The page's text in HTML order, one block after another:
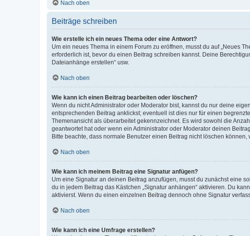
Nach oben
Beiträge schreiben
Wie erstelle ich ein neues Thema oder eine Antwort?
Um ein neues Thema in einem Forum zu eröffnen, musst du auf „Neues
erforderlich ist, bevor du einen Beitrag schreiben kannst. Deine
Dateianhänge erstellen“ usw.
Nach oben
Wie kann ich einen Beitrag bearbeiten oder löschen?
Wenn du nicht Administrator oder Moderator bist, kannst du nur deine
entsprechenden Beitrag anklickst; eventuell ist dies nur für einen
Themenansicht als überarbeitet gekennzeichnet. Es wird sowohl die
geantwortet hat oder wenn ein Administrator oder Moderator deinen
Bitte beachte, dass normale Benutzer einen Beitrag nicht löschen
Nach oben
Wie kann ich meinem Beitrag eine Signatur anfügen?
Um eine Signatur an deinen Beitrag anzufügen, musst du zunächst eine
du in jedem Beitrag das Kästchen „Signatur anhängen“ aktivieren. Du
aktivierst. Wenn du einen einzelnen Beitrag dennoch ohne Signatur
Nach oben
Wie kann ich eine Umfrage erstellen?